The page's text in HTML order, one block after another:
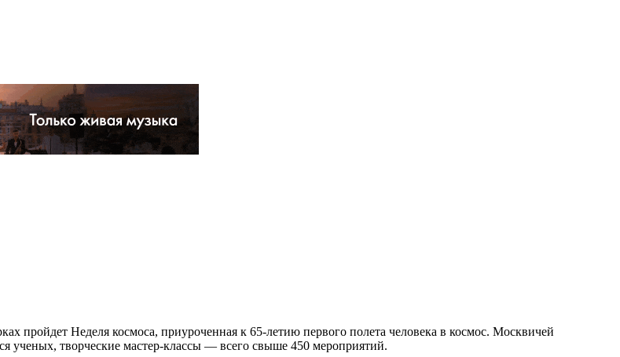
пройдет Неделя космоса, приуроченная к 65-летию первого полета человека в космос. Москвичей
ученых, творческие мастер-классы — всего свыше 450 мероприятий.